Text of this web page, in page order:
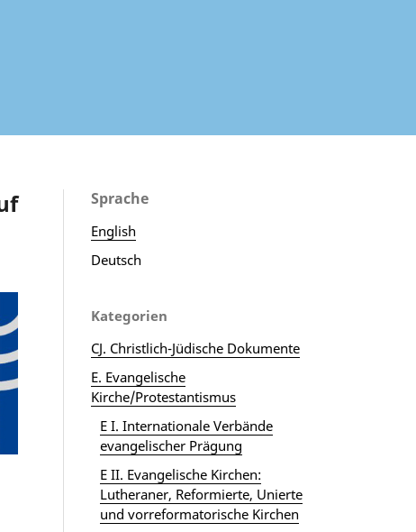
Sprache
English
Deutsch
Kategorien
CJ. Christlich-Jüdische Dokumente
E. Evangelische
Kirche/Protestantismus
E I. Internationale Verbände
evangelischer Prägung
E II. Evangelische Kirchen:
Lutheraner, Reformierte, Unierte
und vorreformatorische Kirchen